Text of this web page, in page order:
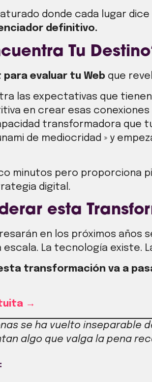
donde cada lugar
definitivo.
Tu
para evaluar tu Web que
las expectativas que
en crear esas conexiones
transformadora que
de mediocridad » y
minutos pero proporciona
digital.
esta
en los próximos años
La tecnología existe.
transformación va a
→
se ha vuelto inseparable
algo que valga la pena